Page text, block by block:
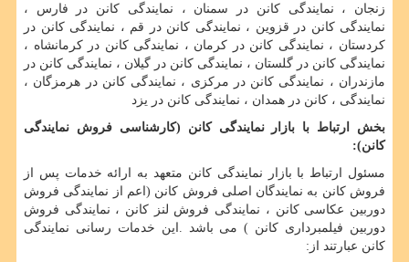
زنجان ، نمایندگی کانن در سمنان ، نمایندگی کانن در فارس ،
نمایندگی کانن در قزوین ، نمایندگی کانن در قم ، نمایندگی کانن در
کردستان ، نمایندگی کانن در کرمان ، نمایندگی کانن در کرمانشاه ،
نمایندگی کانن در گلستان ، نمایندگی کانن در گیلان ، نمایندگی کانن در
مازندران ، نمایندگی کانن در مرکزی ، نمایندگی کانن در هرمزگان ،
نمایندگی ، کانن در همدان ، نمایندگی کانن در یزد
بخش ارتباط با بازار نمایندگی کانن (کارشناسی فروش نمایندگی
کانن):
مسئول ارتباط با بازار نمایندگی کانن متعهد به ارائه خدمات پس از
فروش کانن به نمایندگان اصلی فروش کانن (اعم از نمایندگی فروش
دوربین عکاسی کانن ، نمایندگی فروش لنز کانن ، نمایندگی فروش
دوربین فیلمبرداری کانن ) می باشد . این خدمات رسانی نمایندگی
کانن عبارتند از: